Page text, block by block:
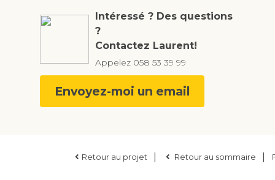
Intéressé ? Des questions
?
Contactez Laurent!
Appelez 058 53 39 99
Envoyez-moi un email
Retour au projet Retour au sommaire